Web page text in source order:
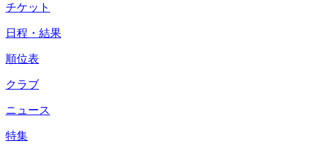
チケット
日程・結果
順位表
クラブ
ニュース
特集